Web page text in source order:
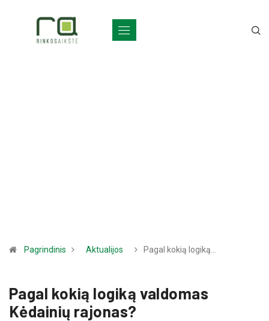
Pagrindinis Aktualijos Pagal kokią logiką…
Pagal kokią logiką valdomas
Kėdainių rajonas?